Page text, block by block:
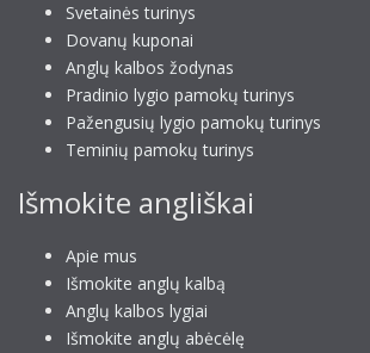
Svetainės turinys
Dovanų kuponai
Anglų kalbos žodynas
Pradinio lygio pamokų turinys
Pažengusių lygio pamokų turinys
Teminių pamokų turinys
Išmokite angliškai
Apie mus
Išmokite anglų kalbą
Anglų kalbos lygiai
Išmokite anglų abėcėlę